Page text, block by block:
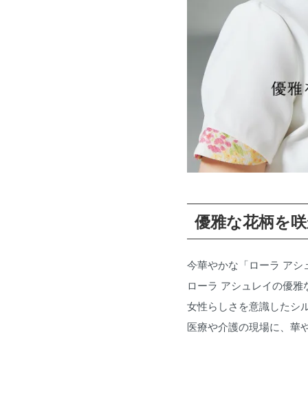
優雅な花柄を
今華やかな「ローラ ア
ローラ アシュレイの優
女性らしさを意識したシ
医療や介護の現場に、華